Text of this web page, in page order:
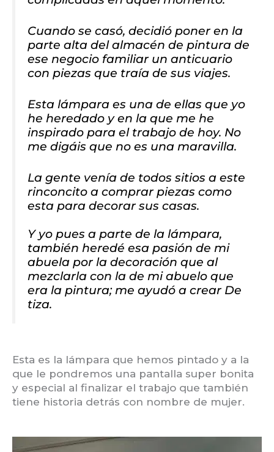
Cuando se casó, decidió poner en la
parte alta del almacén de pintura de
ese negocio familiar un anticuario
con piezas que traía de sus viajes.
Esta lámpara es una de ellas que yo
he heredado y en la que me he
inspirado para el trabajo de hoy. No
me digáis que no es una maravilla.
La gente venía de todos sitios a este
rinconcito a comprar piezas como
esta para decorar sus casas.
Y yo pues a parte de la lámpara,
también heredé esa pasión de mi
abuela por la decoración que al
mezclarla con la de mi abuelo que
era la pintura; me ayudó a crear De
tiza.
Esta es la lámpara que hemos pintado y a la
que le pondremos una pantalla super bonita
y especial al finalizar el trabajo que también
tiene historia detrás con nombre de mujer.